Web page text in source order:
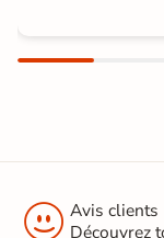
 Avis clients
Découvrez